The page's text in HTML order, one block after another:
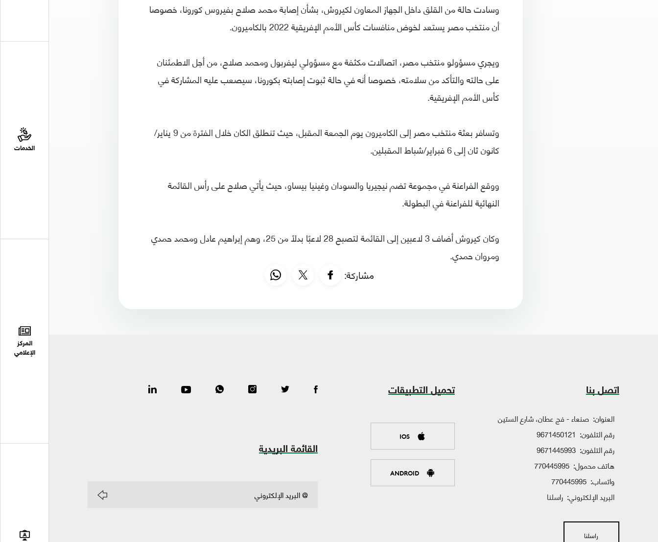
الخدمات
المركز
الإعلامي
وسادت حالة من القلق داخل الجهاز المعاون لكيروش، بشأن إصابة محمد صلاح بفيروس كورونا، خصوصا
أن منتخب مصر يستعد لخوض منافسات كأس الأمم الإفريقية 2022 بالكاميرون.
ويجري مسؤولو منتخب مصر، اتصالات مكثفة مع مسؤولي ليفربول ومحمد صلاح، من أجل الاطمئنان
على حالته والتأكد من سلامته، خصوصا أنه في حالة ثبوت إصابته بكورونا، سيصعب عليه المشاركة في
كأس الأمم الإفريقية.
وتسافر بعثة منتخب مصر إلى الكاميرون يوم الجمعة المقبل، حيث تنطلق الكان خلال الفترة من 9 يناير/
كانون ثان إلى 6 فبراير/شباط المقبلين.
ووقع الفراعنة في مجموعة تضم نيجيريا والسودان وغينيا بيساو، حيث يأتي صلاح على رأس القائمة
النهائية للفراعنة في البطولة.
وكان كيروش أضاف 3 لاعبين إلى القائمة لتصبح 28 لاعبًا بدلًا من 25، وهم إبراهيم عادل ومحمد حمدي
ومروان حمدي.
مشاركة:
اتصل بنا
العنوان: صنعاء - فج عطان، شارع الستين
رقم التلفون: 9671450121
رقم التلفون: 9671445993
هاتف محمول: 770445995
واتساب: 770445995
البريد الإلكتروني: راسلنا
راسلنا
تحميل التطبيقات
IOS
ANDROID
القائمة البريدية